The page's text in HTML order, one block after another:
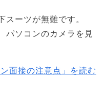
スーツが無難です。
パソコンのカメラを見
ン面接の注意点」を読む